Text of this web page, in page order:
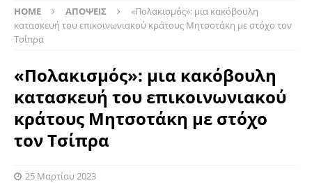
HOME ΑΠΟΨΕΙΣ
«Πολακισμός»: μια κακόβουλη
κατασκευή του επικοινωνιακού κράτους Μητσοτάκη με στόχο τον
Τσίπρα
«Πολακισμός»: μια κακόβουλη
κατασκευή του επικοινωνιακού
κράτους Μητσοτάκη με στόχο
τον Τσίπρα
25 Μαρτίου 2023